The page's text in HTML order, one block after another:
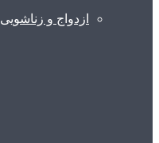
ازدواج و زناشویی